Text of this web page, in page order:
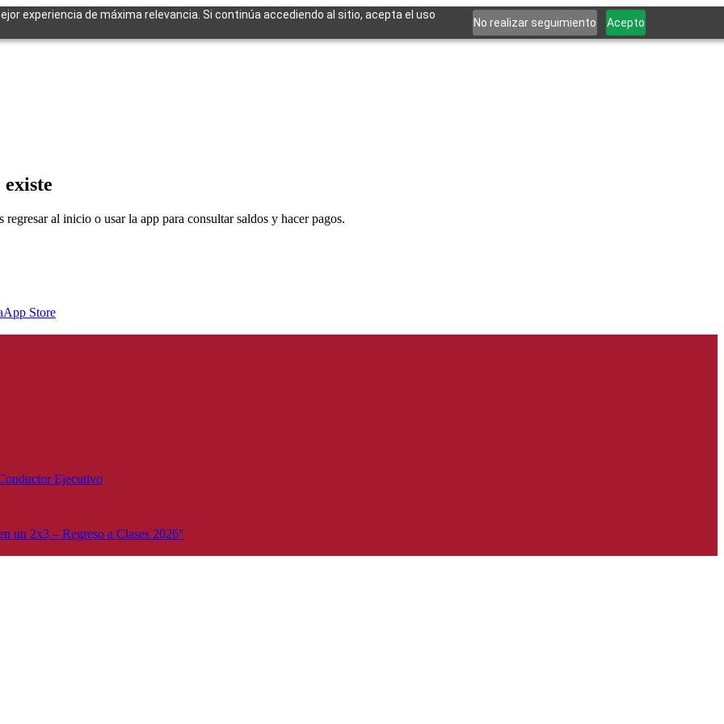
experiencia de máxima relevancia. Si continúa accediendo al sitio, acepta el uso
No realizar seguimiento Acepto
al inicio o usar la app para consultar saldos y hacer pagos.
App Store
Ejecutivo
un 2x3 – Regreso a Clases 2026"